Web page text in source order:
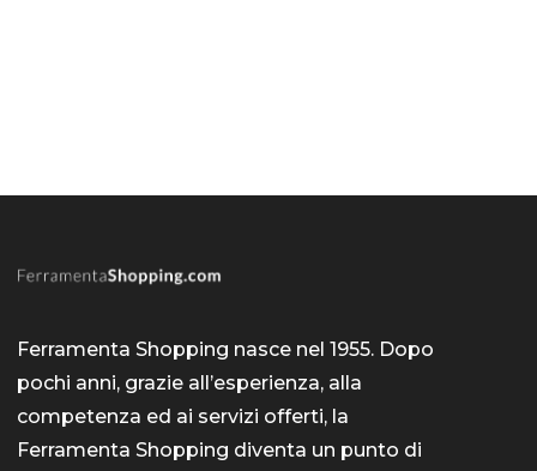
Ferramenta Shopping nasce nel 1955. Dopo
pochi anni, grazie all’esperienza, alla
competenza ed ai servizi offerti, la
Ferramenta Shopping diventa un punto di